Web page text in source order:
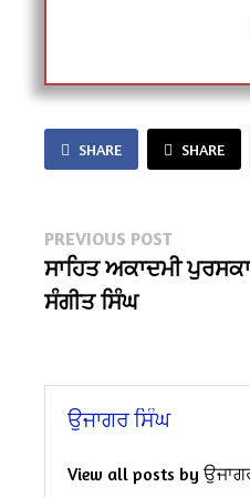
SHARE SHARE
Post
navigation
PREVIOUS POSTPrevious
post:
ਸਾਹਿਤ ਅਕਾਦਮੀ
ਸੰਗੀਤ ਸਿੰਘ
ਉਜਾਗਰ ਸਿੰਘ
View all posts by